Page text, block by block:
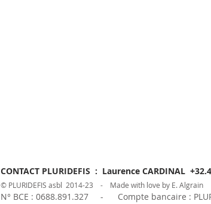
CONTACT PLURIDEFIS : Laurence CARDINAL
© PLURIDEFIS asbl 2014-23 - Made with love by E. Algrain
N° BCE : 0688.891.327 - Compte bancaire :